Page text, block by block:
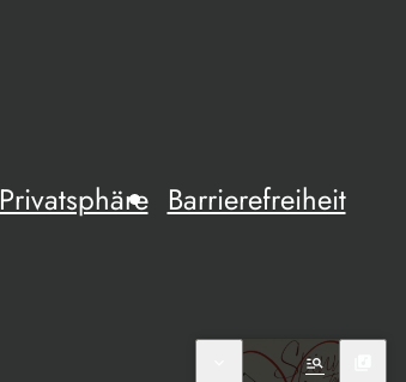
Privatsphäre Barrierefreiheit
manage_search